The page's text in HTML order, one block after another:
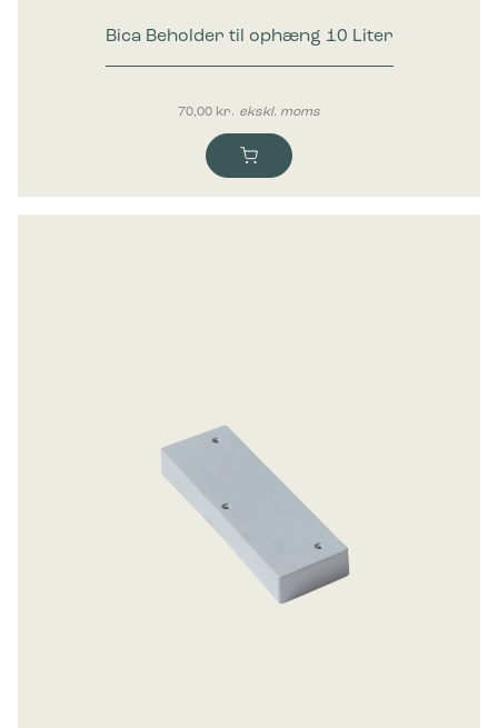
Bica Beholder til ophæng 10 Liter
70,00kr. ekskl. moms